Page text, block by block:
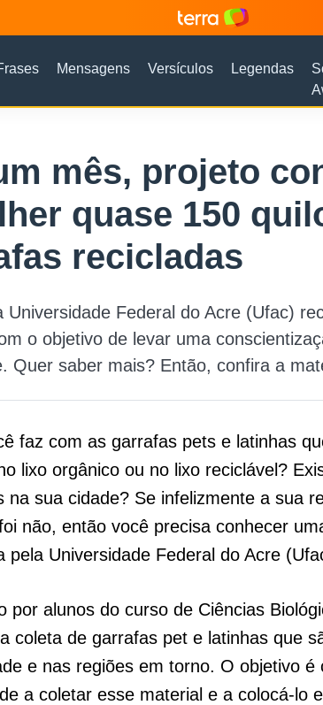
Mensagens Versículos Legendas
mês, projeto
quase 150
recicladas
Universidade Federal do Acre (Ufac)
o objetivo de levar uma
Quer saber mais? Então, confira a
faz com as garrafas pets e latinhas
lixo orgânico ou no lixo reciclável?
na sua cidade? Se infelizmente a sua
não, então você precisa conhecer
pela Universidade Federal do Acre
por alunos do curso de Ciências
coleta de garrafas pet e latinhas que
e nas regiões em torno. O objetivo é
a coletar esse material e a colocá-lo